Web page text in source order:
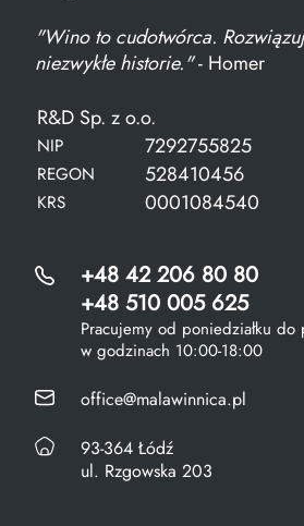
"Wino to cudotwórca.
niezwykłe historie."- Homer
R&D Sp. z o.o.
NIP 7292755825
REGON 528410456
KRS 0001084540
+48 42 206 80 80
+48 510 005 625
Pracujemy od poniedziałku do
w godzinach 10:00-18:00
office@malawinnica.pl
93-364 Łódź
ul. Rzgowska 203